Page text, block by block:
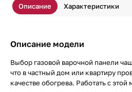
Описание Характеристики
Описание модели
Выбор газовой варочной панели
что в частный дом или квартиру
качестве обогрева. Работать с